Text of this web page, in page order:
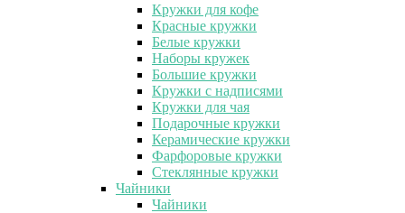
Кружки для кофе
Красные кружки
Белые кружки
Наборы кружек
Большие кружки
Кружки с надписями
Кружки для чая
Подарочные кружки
Керамические кружки
Фарфоровые кружки
Стеклянные кружки
Чайники
Чайники